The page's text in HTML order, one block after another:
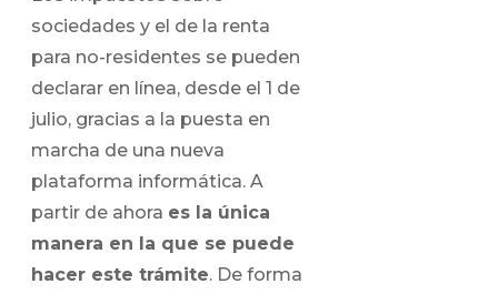
sociedades y el de la renta
para no-residentes se pueden
declarar en línea, desde el 1 de
julio, gracias a la puesta en
marcha de una nueva
plataforma informática. A
partir de ahora es la única
manera en la que se puede
hacer este trámite. De forma